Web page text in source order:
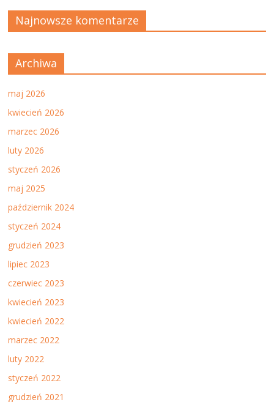
Najnowsze komentarze
Archiwa
maj 2026
kwiecień 2026
marzec 2026
luty 2026
styczeń 2026
maj 2025
październik 2024
styczeń 2024
grudzień 2023
lipiec 2023
czerwiec 2023
kwiecień 2023
kwiecień 2022
marzec 2022
luty 2022
styczeń 2022
grudzień 2021